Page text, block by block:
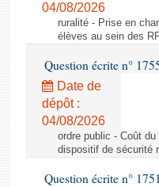
04/08/2026
ruralité - Prise en
élèves au sein des
Question écrite n°
Date de
dépôt :
04/08/2026
ordre public - Coût
dispositif de sécurité
Question écrite n°